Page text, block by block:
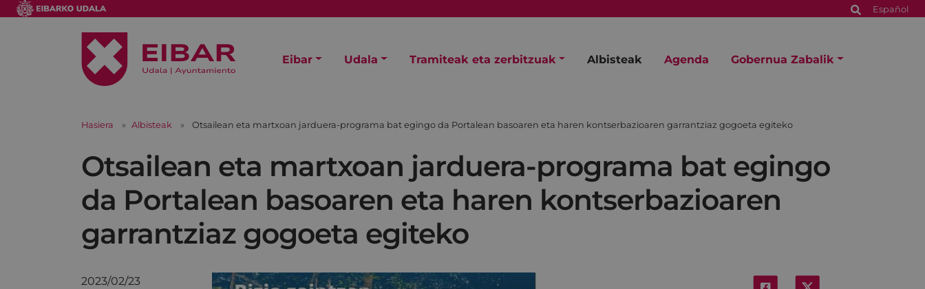
Español
Eibar Udala Tramiteak eta zerbitzuak Albisteak Agenda Gobernua Zabalik
Hasiera Albisteak Otsailean eta martxoan jarduera-programa bat egingo da Portalean basoaren eta haren kontserbazioaren garrantziaz gogoeta egiteko
Otsailean eta martxoan jarduera-programa bat egingo
da Portalean basoaren eta haren kontserbazioaren
garrantziaz gogoeta egiteko
2023/02/23